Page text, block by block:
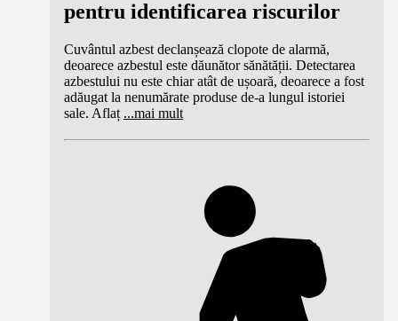
pentru identificarea riscurilor
Cuvântul azbest declanșează clopote de alarmă,
deoarece azbestul este dăunător sănătății. Detectarea
azbestului nu este chiar atât de ușoară, deoarece a fost
adăugat la nenumărate produse de-a lungul istoriei
sale. Aflaț ...mai mult